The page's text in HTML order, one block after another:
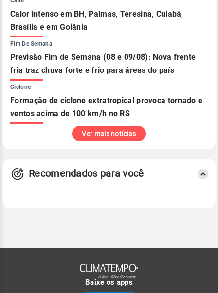
Calor intenso em BH, Palmas, Teresina, Cuiabá,
Brasília e em Goiânia
Fim De Semana
Previsão Fim de Semana (08 e 09/08): Nova frente
fria traz chuva forte e frio para áreas do país
Ciclone
Formação de ciclone extratropical provoca tornado e
ventos acima de 100 km/h no RS
Ver mais notícias
Recomendados para você
Baixe os apps